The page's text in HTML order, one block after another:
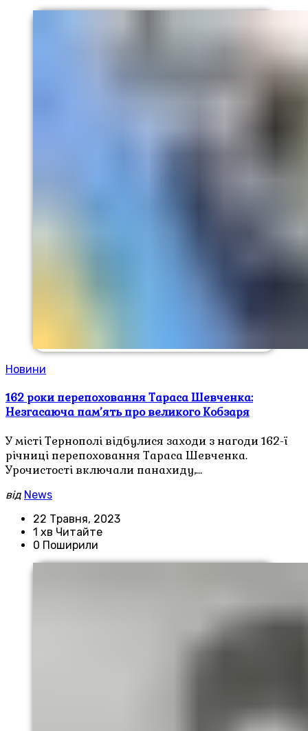
Новини
162 роки перепоховання Тараса Шевченка:
Незгасаюча пам’ять про великого Кобзаря
У місті Тернополі відбулися заходи з нагоди 162-ї
річниці перепоховання Тараса Шевченка.
Урочистості включали панахиду,…
від News
22 Травня, 2023
1 хв Читайте
0 Поширили